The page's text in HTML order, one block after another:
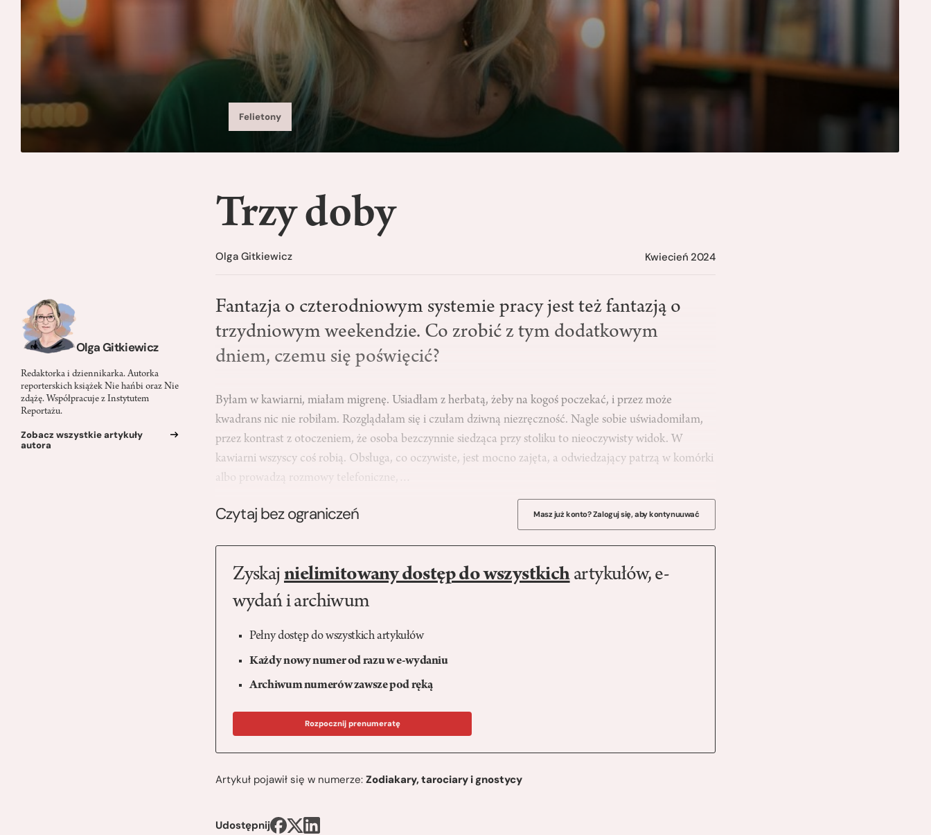
Felietony
Olga Gitkiewicz
Redaktorka i dziennikarka. Autorka
reporterskich książek Nie hańbi oraz Nie
zdążę. Współpracuje z Instytutem
Reportażu.
Zobacz wszystkie artykuły
autora
Trzy doby
Olga Gitkiewicz Kwiecień 2024
Fantazja o czterodniowym systemie pracy jest też fantazją o
trzydniowym weekendzie. Co zrobić z tym dodatkowym
dniem, czemu się poświęcić?
Byłam w kawiarni, miałam migrenę. Usiadłam z herbatą, żeby na kogoś poczekać, i przez może
kwadrans nic nie robiłam. Rozglądałam się i czułam dziwną niezręczność. Nagle sobie uświadomiłam,
przez kontrast z otoczeniem, że osoba bezczynnie siedząca przy stoliku to nieoczywisty widok. W
kawiarni wszyscy coś robią. Obsługa, co oczywiste, jest mocno zajęta, a odwiedzający patrzą w komórki
albo prowadzą rozmowy telefoniczne,…
Czytaj bez ograniczeń Masz już konto? Zaloguj się, aby kontynuuwać
Zyskaj nielimitowany dostęp do wszystkichartykułów, e-
wydań i archiwum
Pełny dostęp do wszystkich artykułów
Każdy nowy numer od razu w e-wydaniu
Archiwum numerów zawsze pod ręką
Rozpocznij prenumeratę
Artykuł pojawił się w numerze:Zodiakary, tarociary i gnostycy
Udostępnij